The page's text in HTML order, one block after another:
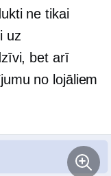
ne tikai
uz
bet arī
no lojāliem